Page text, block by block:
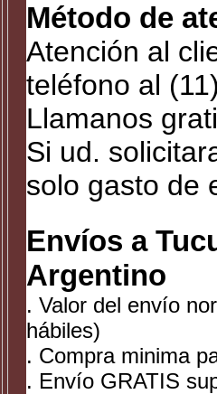
Método de
Atención al
teléfono al
Llamanos
Si ud.
solo gasto de
Envíos a
Argentino
. Valor del envío
hábiles)
. Compra minima
. Envío GRATIS